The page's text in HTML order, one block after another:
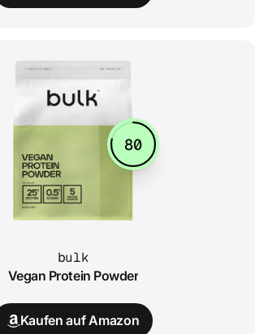
80
bulk
Vegan Protein Powder
Kaufen auf Amazon